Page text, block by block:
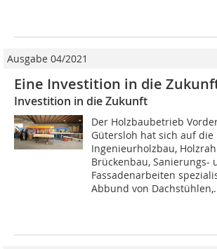
Ausgabe 04/2021
Eine Investition in die
Investition in die Zukunft
Der Holzbaubetrieb
Gütersloh hat sich auf die
Ingenieurholzbau,
Brückenbau, Sanierungs-
Fassadenarbeiten
Abbund von